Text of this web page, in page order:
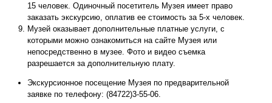
15 человек. Одиночный посетитель Музея имеет право
заказать экскурсию, оплатив ее стоимость за 5-х человек.
Музей оказывает дополнительные платные услуги, с
которыми можно ознакомиться на сайте Музея или
непосредственно в музее. Фото и видео съемка
разрешается за дополнительную плату.
Экскурсионное посещение Музея по предварительной
заявке по телефону: (84722)3-55-06.